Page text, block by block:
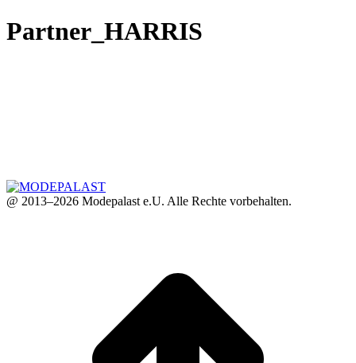
Partner_HARRIS
@ 2013–2026 Modepalast e.U. Alle Rechte vorbehalten.